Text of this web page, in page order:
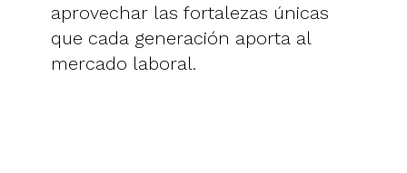
aprovechar las fortalezas únicas
que cada generación aporta al
mercado laboral.